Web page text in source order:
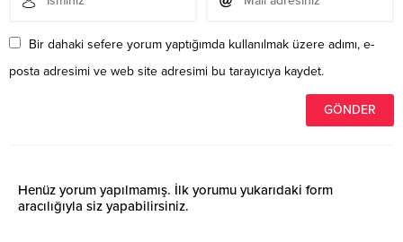
Bir dahaki sefere yorum yaptığımda kullanılmak üzere adımı, e-
posta adresimi ve web site adresimi bu tarayıcıya kaydet.
Henüz yorum yapılmamış. İlk yorumu yukarıdaki form
aracılığıyla siz yapabilirsiniz.